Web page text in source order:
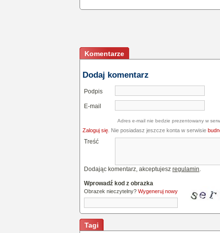
Komentarze
Dodaj komentarz
Podpis
E-mail
Adres e-mail nie bedzie prezentowany w
Zaloguj się . Nie posiadasz jeszcze konta w serwisie
Treść
Dodając komentarz, akceptujesz regulamin.
Wprowadź kod z obrazka
Obrazek nieczytelny? Wygeneruj nowy
Tagi